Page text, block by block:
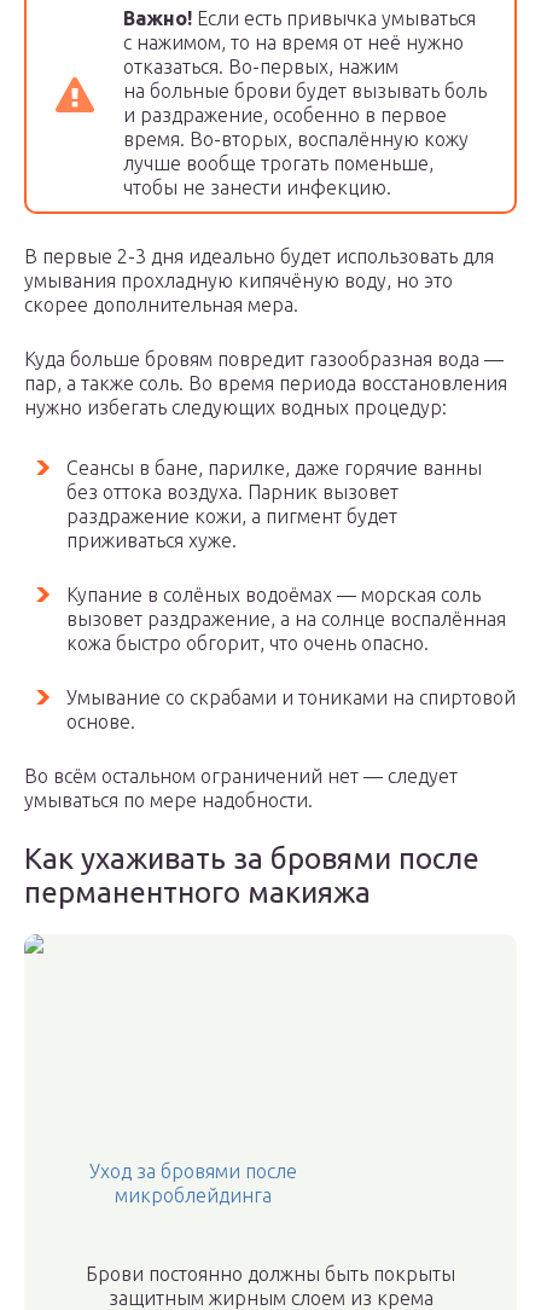
Важно! Если есть привычка умываться
с нажимом, то на время от неё нужно
отказаться. Во-первых, нажим
на больные брови будет вызывать боль
и раздражение, особенно в первое
время. Во-вторых, воспалённую кожу
лучше вообще трогать поменьше,
чтобы не занести инфекцию.
В первые 2-3 дня идеально будет использовать для
умывания прохладную кипячёную воду, но это
скорее дополнительная мера.
Куда больше бровям повредит газообразная вода —
пар, а также соль. Во время периода восстановления
нужно избегать следующих водных процедур:
Сеансы в бане, парилке, даже горячие ванны
без оттока воздуха. Парник вызовет
раздражение кожи, а пигмент будет
приживаться хуже.
Купание в солёных водоёмах — морская соль
вызовет раздражение, а на солнце воспалённая
кожа быстро обгорит, что очень опасно.
Умывание со скрабами и тониками на спиртовой
основе.
Во всём остальном ограничений нет — следует
умываться по мере надобности.
Как ухаживать за бровями после
перманентного макияжа
Уход за бровями после
микроблейдинга
Брови постоянно должны быть покрыты
защитным жирным слоем из крема